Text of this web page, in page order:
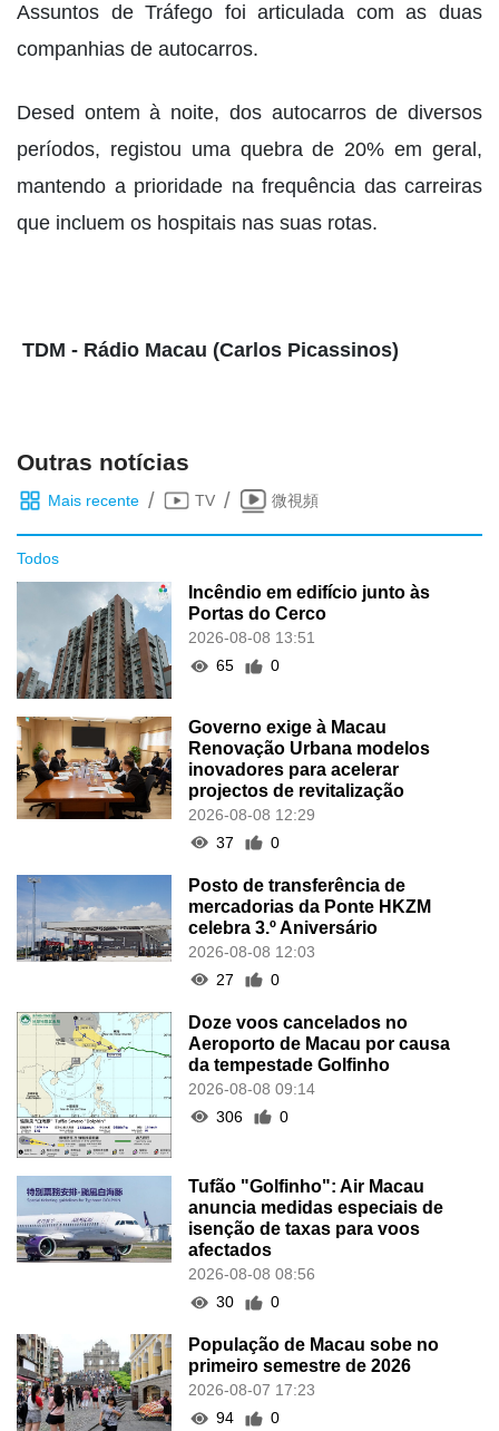
Assuntos de Tráfego foi articulada com as duas
companhias de autocarros.
Desed ontem à noite, dos autocarros de diversos
períodos, registou uma quebra de 20% em geral,
mantendo a prioridade na frequência das carreiras
que incluem os hospitais nas suas rotas.
TDM - Rádio Macau (Carlos Picassinos)
Outras notícias
Mais recente / TV / 微視頻
Todos
Incêndio em edifício junto às
Portas do Cerco
2026-08-08 13:51
65
0
Governo exige à Macau
Renovação Urbana modelos
inovadores para acelerar
projectos de revitalização
2026-08-08 12:29
37
0
Posto de transferência de
mercadorias da Ponte HKZM
celebra 3.º Aniversário
2026-08-08 12:03
27
0
Doze voos cancelados no
Aeroporto de Macau por causa
da tempestade Golfinho
2026-08-08 09:14
306
0
Tufão "Golfinho": Air Macau
anuncia medidas especiais de
isenção de taxas para voos
afectados
2026-08-08 08:56
30
0
População de Macau sobe no
primeiro semestre de 2026
2026-08-07 17:23
94
0